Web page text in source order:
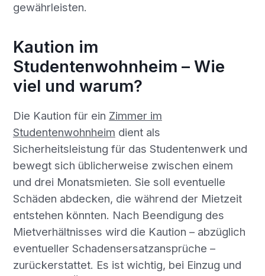
gewährleisten.
Kaution im
Studentenwohnheim – Wie
viel und warum?
Die Kaution für ein Zimmer im
Studentenwohnheim dient als
Sicherheitsleistung für das Studentenwerk und
bewegt sich üblicherweise zwischen einem
und drei Monatsmieten. Sie soll eventuelle
Schäden abdecken, die während der Mietzeit
entstehen könnten. Nach Beendigung des
Mietverhältnisses wird die Kaution – abzüglich
eventueller Schadensersatzansprüche –
zurückerstattet. Es ist wichtig, bei Einzug und